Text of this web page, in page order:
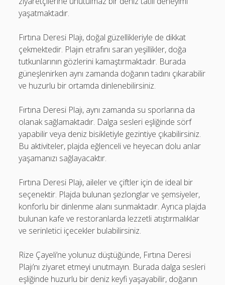
yaşatmaktadır.
Fırtına Deresi Plajı, doğal güzellikleriyle de dikkat
çekmektedir. Plajın etrafını saran yeşillikler, doğa
tutkunlarının gözlerini kamaştırmaktadır. Burada
güneşlenirken aynı zamanda doğanın tadını çıkarabilir
ve huzurlu bir ortamda dinlenebilirsiniz.
Fırtına Deresi Plajı, aynı zamanda su sporlarına da
olanak sağlamaktadır. Dalga sesleri eşliğinde sörf
yapabilir veya deniz bisikletiyle gezintiye çıkabilirsiniz.
Bu aktiviteler, plajda eğlenceli ve heyecan dolu anlar
yaşamanızı sağlayacaktır.
Fırtına Deresi Plajı, aileler ve çiftler için de ideal bir
seçenektir. Plajda bulunan şezlonglar ve şemsiyeler,
konforlu bir dinlenme alanı sunmaktadır. Ayrıca plajda
bulunan kafe ve restoranlarda lezzetli atıştırmalıklar
ve serinletici içecekler bulabilirsiniz.
Rize Çayeli’ne yolunuz düştüğünde, Fırtına Deresi
Plajı’nı ziyaret etmeyi unutmayın. Burada dalga sesleri
eşliğinde huzurlu bir deniz keyfi yaşayabilir, doğanın